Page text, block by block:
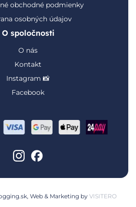
obchodné podmienky
osobných údajov
O spoločnosti
O nás
Kontakt
Instagram 📸
Facebook
Web & Marketing by VISITERO